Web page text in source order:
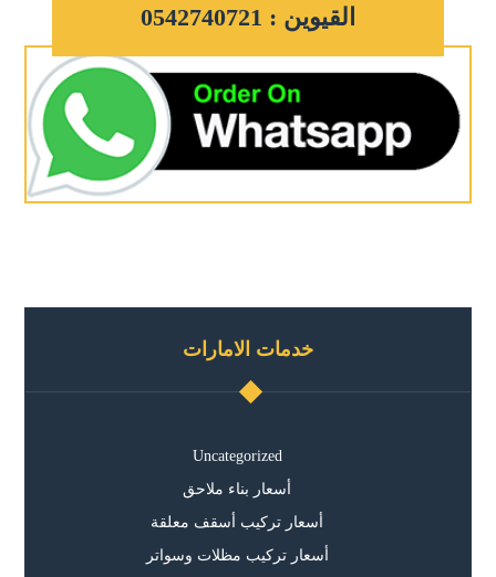
القيوين : 0542740721
خدمات الامارات
Uncategorized
أسعار بناء ملاحق
أسعار تركيب أسقف معلقة
أسعار تركيب مظلات وسواتر